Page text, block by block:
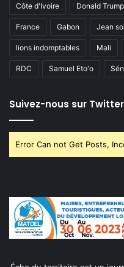
Côte d'Ivoire Donald Trump
France Gabon Jean
lions indomptables Mali
RDC Samuel Eto'o
Suivez-nous sur Twitter
Error Can not Get Posts,